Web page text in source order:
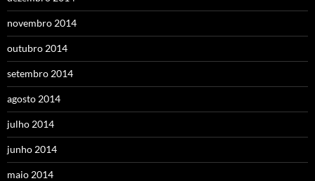
novembro 2014
outubro 2014
setembro 2014
agosto 2014
julho 2014
junho 2014
maio 2014